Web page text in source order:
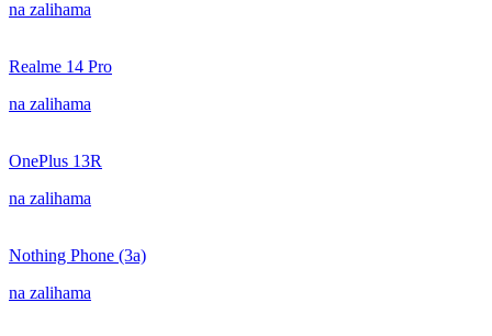
na zalihama
Realme 14 Pro
na zalihama
OnePlus 13R
na zalihama
Nothing Phone (3a)
na zalihama